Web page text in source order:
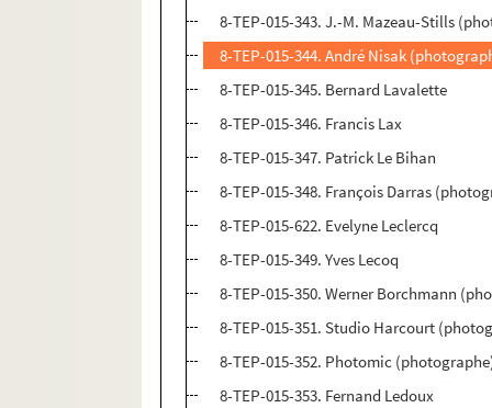
8-TEP-015-343. J.-M. Mazeau-Stills
8-TEP-015-344. André Nisak
8-TEP-015-345. Bernard Lavalette
8-TEP-015-346. Francis Lax
8-TEP-015-347. Patrick Le Bihan
8-TEP-015-348. François Darras
8-TEP-015-622. Evelyne Leclercq
8-TEP-015-349. Yves Lecoq
8-TEP-015-350. Werner Borchmann
8-TEP-015-351. Studio Harcourt
8-TEP-015-352. Photomic
8-TEP-015-353. Fernand Ledoux